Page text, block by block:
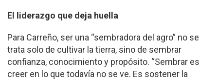
El liderazgo que deja huella
Para Carreño, ser una “sembradora del agro” no se
trata solo de cultivar la tierra, sino de sembrar
confianza, conocimiento y propósito. “Sembrar es
creer en lo que todavía no se ve. Es sostener la